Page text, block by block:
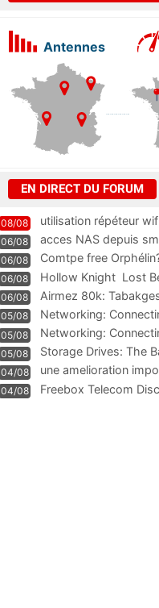
Antennes
EN DIRECT DU FORUM
08/08 utilisation répéteur
06/08 acces NAS depuis
06/08 Comtpe free
06/08 Hollow Knight  Lost
06/08
Airmez 80k:
Technologie und
05/08 Networking:
05/08
Networking:
Information
05/08
Storage Drives: The
Management
04/08
une amelioration
WIFI
04/08
Freebox Telecom